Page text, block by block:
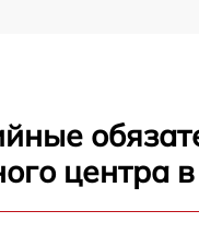
центра